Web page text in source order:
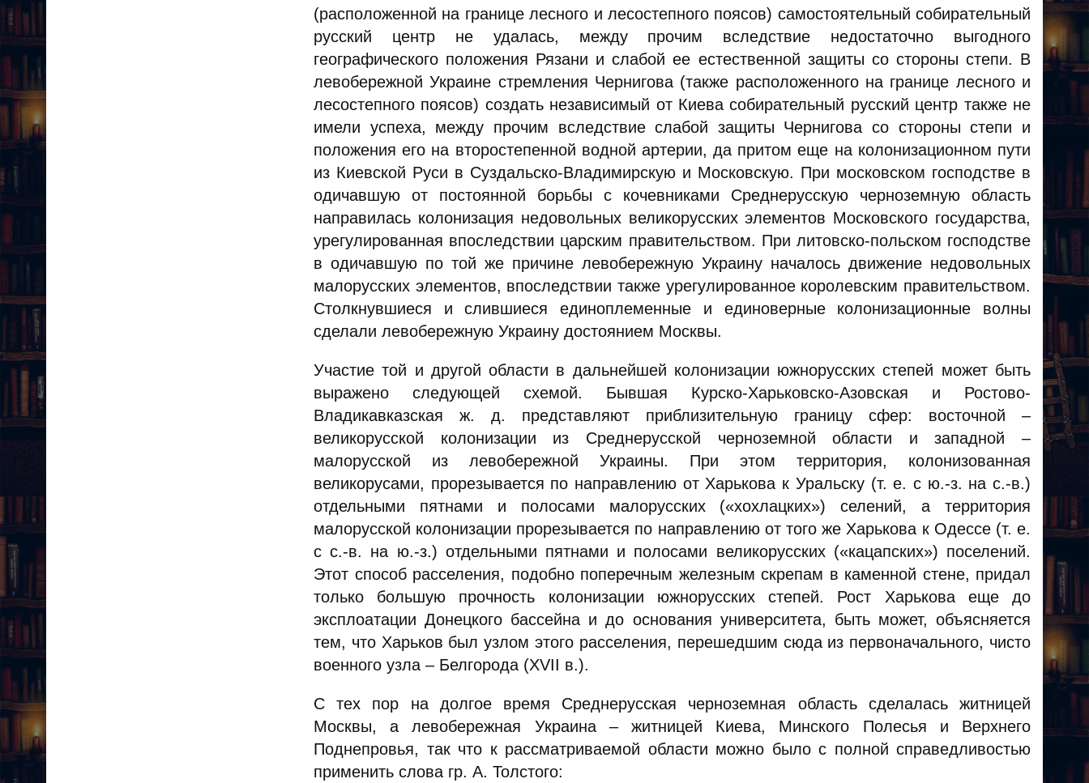
(расположенной на границе лесного и лесостепного поясов) самостоятельный собирательный
русский центр не удалась, между прочим вследствие недостаточно выгодного
географического положения Рязани и слабой ее естественной защиты со стороны степи. В
левобережной Украине стремления Чернигова (также расположенного на границе лесного и
лесостепного поясов) создать независимый от Киева собирательный русский центр также не
имели успеха, между прочим вследствие слабой защиты Чернигова со стороны степи и
положения его на второстепенной водной артерии, да притом еще на колонизационном пути
из Киевской Руси в Суздальско-Владимирскую и Московскую. При московском господстве в
одичавшую от постоянной борьбы с кочевниками Среднерусскую черноземную область
направилась колонизация недовольных великорусских элементов Московского государства,
урегулированная впоследствии царским правительством. При литовско-польском господстве
в одичавшую по той же причине левобережную Украину началось движение недовольных
малорусских элементов, впоследствии также урегулированное королевским правительством.
Столкнувшиеся и слившиеся единоплеменные и единоверные колонизационные волны
сделали левобережную Украину достоянием Москвы.
Участие той и другой области в дальнейшей колонизации южнорусских степей может быть
выражено следующей схемой. Бывшая Курско-Харьковско-Азовская и Ростово-
Владикавказская ж. д. представляют приблизительную границу сфер: восточной –
великорусской колонизации из Среднерусской черноземной области и западной –
малорусской из левобережной Украины. При этом территория, колонизованная
великорусами, прорезывается по направлению от Харькова к Уральску (т. е. с ю.-з. на с.-в.)
отдельными пятнами и полосами малорусских («хохлацких») селений, а территория
малорусской колонизации прорезывается по направлению от того же Харькова к Одессе (т. е.
с с.-в. на ю.-з.) отдельными пятнами и полосами великорусских («кацапских») поселений.
Этот способ расселения, подобно поперечным железным скрепам в каменной стене, придал
только большую прочность колонизации южнорусских степей. Рост Харькова еще до
эксплоатации Донецкого бассейна и до основания университета, быть может, объясняется
тем, что Харьков был узлом этого расселения, перешедшим сюда из первоначального, чисто
военного узла – Белгорода (XVII в.).
С тех пор на долгое время Среднерусская черноземная область сделалась житницей
Москвы, а левобережная Украина – житницей Киева, Минского Полесья и Верхнего
Поднепровья, так что к рассматриваемой области можно было с полной справедливостью
применить слова гр. А. Толстого: